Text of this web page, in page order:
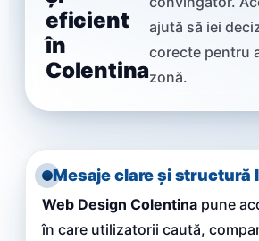
eficient
în
Colentina
ajută să iei
corecte pentru
zonă.
Mesaje clare și structură
Web Design Colentina pune
în care utilizatorii caută,